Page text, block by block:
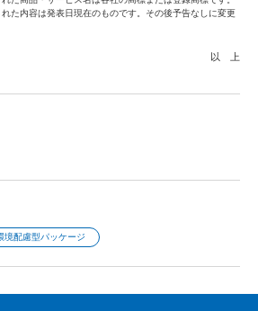
た内容は発表日現在のものです。その後予告なしに変更
以 上
境配慮型パッケージ